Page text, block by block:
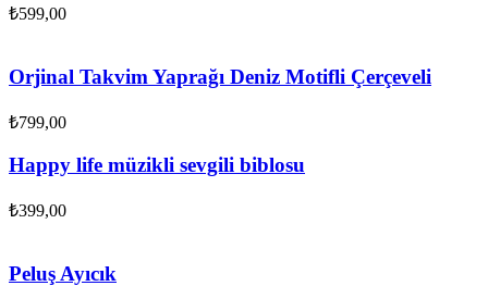
₺599,00
Orjinal Takvim Yaprağı Deniz Motifli Çerçeveli
₺799,00
Happy life müzikli sevgili biblosu
₺399,00
Peluş Ayıcık